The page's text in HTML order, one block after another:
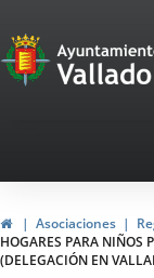
Portal
de
navegación
HomeAsociaciones
HOGARES PARA NIÑOS
(DELEGACIÓN EN